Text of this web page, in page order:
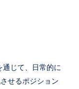
通じて、日常的に
せるポジション